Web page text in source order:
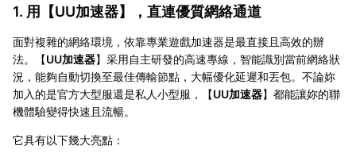
1. 用【UU加速器】，直連優質網絡通道
面對複雜的網絡環境，依靠專業遊戲加速器是最直接且高效的辦
法。【UU加速器】采用自主研發的高速專線，智能識別當前網絡狀
況，能夠自動切換至最佳傳輸節點，大幅優化延遲和丟包。不論妳
加入的是官方大型服還是私人小型服，【UU加速器】都能讓妳的聯
機體驗變得快速且流暢。
它具有以下幾大亮點：